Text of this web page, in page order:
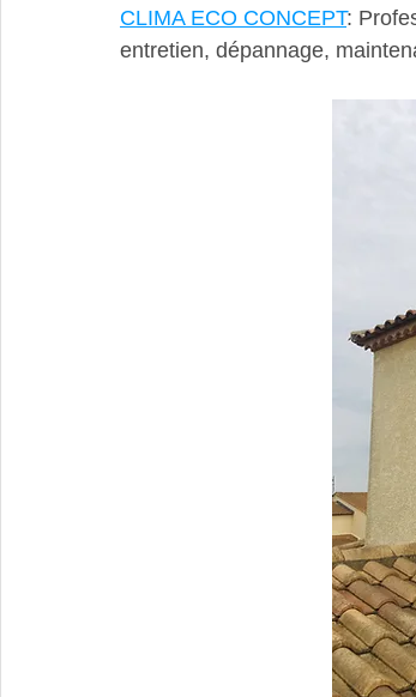
CLIMA ECO CONCEPT:
entretien, dépannage,